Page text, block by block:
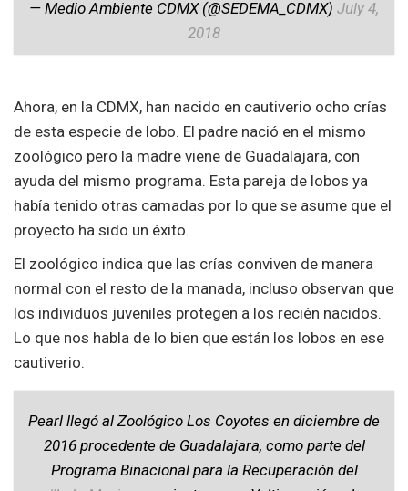
— Medio Ambiente CDMX (@SEDEMA_CDMX) July 4,
2018
Ahora, en la CDMX, han nacido en cautiverio ocho crías
de esta especie de lobo. El padre nació en el mismo
zoológico pero la madre viene de Guadalajara, con
ayuda del mismo programa. Esta pareja de lobos ya
había tenido otras camadas por lo que se asume que el
proyecto ha sido un éxito.
El zoológico indica que las crías conviven de manera
normal con el resto de la manada, incluso observan que
los individuos juveniles protegen a los recién nacidos.
Lo que nos habla de lo bien que están los lobos en ese
cautiverio.
Pearl llegó al Zoológico Los Coyotes en diciembre de
2016 procedente de Guadalajara, como parte del
Programa Binacional para la Recuperación del